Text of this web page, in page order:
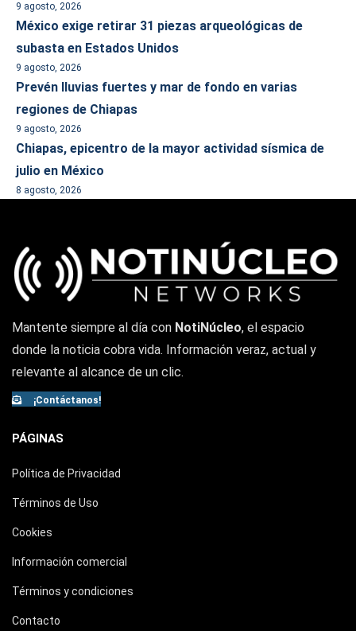
9 agosto, 2026
México exige retirar 31 piezas arqueológicas de
subasta en Estados Unidos
9 agosto, 2026
Prevén lluvias fuertes y mar de fondo en varias
regiones de Chiapas
9 agosto, 2026
Chiapas, epicentro de la mayor actividad sísmica de
julio en México
8 agosto, 2026
Mantente siempre al día con NotiNúcleo, el espacio
donde la noticia cobra vida. Información veraz, actual y
relevante al alcance de un clic.
¡Contáctanos!
PÁGINAS
Política de Privacidad
Términos de Uso
Cookies
Información comercial
Términos y condiciones
Contacto